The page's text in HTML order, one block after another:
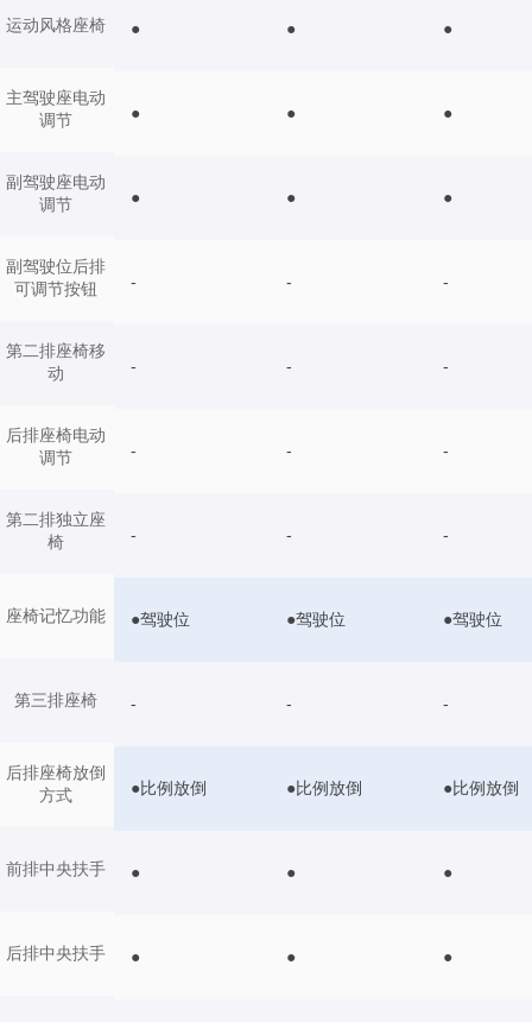
运动风格座椅
主驾驶座电动
调节
副驾驶座电动
调节
副驾驶位后排
可调节按钮
第二排座椅移
动
后排座椅电动
调节
第二排独立座
椅
座椅记忆功能
第三排座椅
后排座椅放倒
方式
前排中央扶手
后排中央扶手
● ● ●
● ● ●
● ● ●
- - -
- - -
- - -
- - -
●驾驶位 ●驾驶位 ●驾驶位
- - -
●比例放倒 ●比例放倒 ●比例放倒
● ● ●
● ● ●